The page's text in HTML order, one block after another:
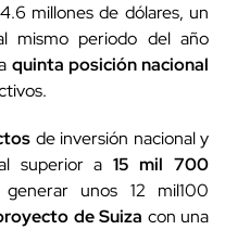
millones de dólares, un
mismo periodo del año
quinta posición nacional
de inversión nacional y
superior a 15 mil 700
unos 12 mil100
de Suiza con una